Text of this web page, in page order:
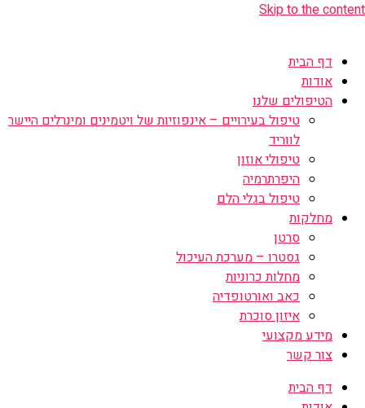
Skip to the content
דף הבית
אודות
הטיפולים שלנו
טיפול בעירויים – אינפוזיות של ויטמינים ומינרלים היישר
לווריד
טיפולי אוזון
היפרתרמיה
טיפול בגלי הלם
מחלקות
סרטן
גסטרו – מערכת העיכול
מחלות כרוניות
כאב ואורטופדיה
איזון סוכרת
מידע מקצועי
צור קשר
דף הבית